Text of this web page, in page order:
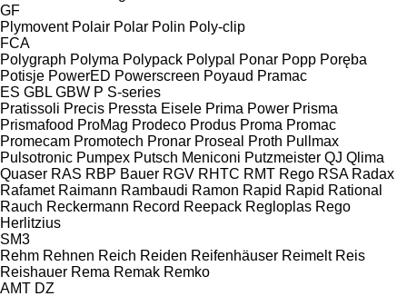
GF
Plymovent Polair Polar Polin Poly-clip
FCA
Polygraph Polyma Polypack Polypal Ponar Popp Poręba
Potisje PowerED Powerscreen Poyaud Pramac
ES GBL GBW P S-series
Pratissoli Precis Pressta Eisele Prima Power Prisma
Prismafood ProMag Prodeco Produs Proma Promac
Promecam Promotech Pronar Proseal Proth Pullmax
Pulsotronic Pumpex Putsch Meniconi Putzmeister QJ Qlima
Quaser RAS RBP Bauer RGV RHTC RMT Rego RSA Radax
Rafamet Raimann Rambaudi Ramon Rapid Rapid Rational
Rauch Reckermann Record Reepack Regloplas Rego
Herlitzius
SM3
Rehm Rehnen Reich Reiden Reifenhäuser Reimelt Reis
Reishauer Rema Remak Remko
AMT DZ